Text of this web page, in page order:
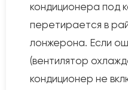
кондиционера под
перетирается в
лонжерона. Если
(вентилятор
кондиционер не